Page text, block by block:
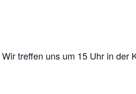
treffen uns um 15 Uhr in der